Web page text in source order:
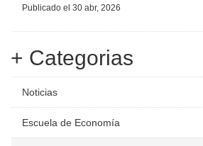
Publicado el 30 abr, 2026
+ Categorias
Noticias
Escuela de Economía